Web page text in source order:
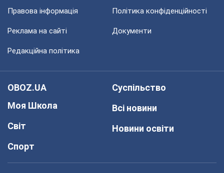
Правова інформація Політика конфіденційності
Реклама на сайті Документи
Редакційна політика
OBOZ.UA
Моя Школа
Світ
Спорт
Суспільство
Всі новини
Новини освіти